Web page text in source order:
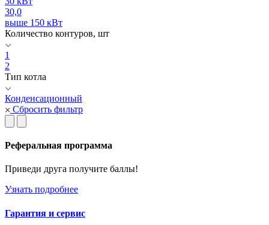
30,0
выше 150 кВт
Количество контуров, шт
1
2
Тип котла
Конденсационный
Сбросить фильтр
Реферальная программа
Приведи друга получите баллы!
Узнать подробнее
Гарантия и сервис